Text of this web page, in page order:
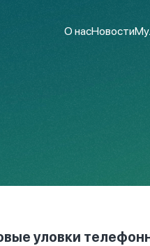
О насНовости
уловки